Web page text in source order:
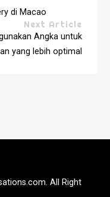
di Macao
Next Article
Angka untuk
yang lebih optimal
All Right